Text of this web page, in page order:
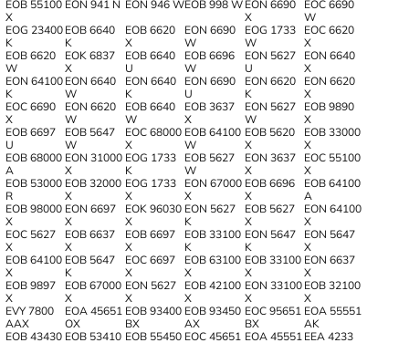
EOB 55100
X
EON 941 N EON 946 WEOB 998 W EON 6690
X
EOC 6690
W
EOG 23400
K
EOB 6640
K
EOB 6620
X
EON 6690
W
EOG 1733
W
EOC 6620
X
EOB 6620
W
EOK 6837
X
EOB 6640
U
EOB 6696
W
EON 5627
U
EON 6640
X
EON 64100
K
EON 6640
W
EON 6640
K
EON 6690
U
EON 6620
K
EON 6620
X
EOC 6690
X
EON 6620
W
EOB 6640
W
EOB 3637
X
EON 5627
W
EOB 9890
X
EOB 6697
U
EOB 5647
W
EOC 68000
X
EOB 64100
W
EOB 5620
X
EOB 33000
X
EOB 68000
A
EON 31000
X
EOG 1733
K
EOB 5627
W
EON 3637
X
EOC 55100
X
EOB 53000
R
EOB 32000
X
EOG 1733
X
EON 67000
X
EOB 6696
X
EOB 64100
A
EOB 98000
X
EON 6697
X
EOK 96030
X
EON 5627
K
EOB 5627
X
EON 64100
X
EOC 5627
X
EOB 6637
X
EOB 6697
X
EOB 33100
K
EON 5647
K
EON 5647
X
EOB 64100
X
EOB 5647
K
EOC 6697
X
EOB 63100
X
EOB 33100
X
EON 6637
X
EOB 9897
X
EOB 67000
X
EON 5627
X
EOB 42100
X
EON 33100
X
EOB 32100
X
EVY 7800
AAX
EOA 45651
OX
EOB 93400
BX
EOB 93450
AX
EOC 95651
BX
EOA 55551
AK
EOB 43430 EOB 53410 EOB 55450 EOC 45651 EOA 45551 EEA 4233